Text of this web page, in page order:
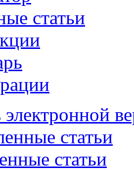
статьи
статьи
статьи